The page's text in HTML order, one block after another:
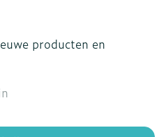
producten en